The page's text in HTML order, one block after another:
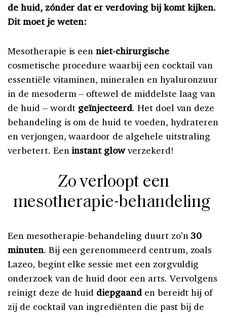
de huid, zónder dat er verdoving bij komt kijken.
Dit moet je weten:
Mesotherapie is eenniet-chirurgische
cosmetische procedure waarbij een cocktail van
essentiële vitaminen, mineralen en hyaluronzuur
in de mesoderm – oftewel de middelste laag van
de huid – wordt geïnjecteerd. Het doel van deze
behandeling is om de huid te voeden, hydrateren
en verjongen, waardoor de algehele uitstraling
verbetert. Eeninstant glowverzekerd!
Zo verloopt een
mesotherapie-behandeling
Een mesotherapie-behandeling duurt zo’n30
minuten. Bij een gerenommeerd centrum, zoals
Lazeo, begint elke sessie met een zorgvuldig
onderzoek van de huid door een arts. Vervolgens
reinigt deze de huid diepgaanden bereidt hij of
zij de cocktail van ingrediënten die past bij de